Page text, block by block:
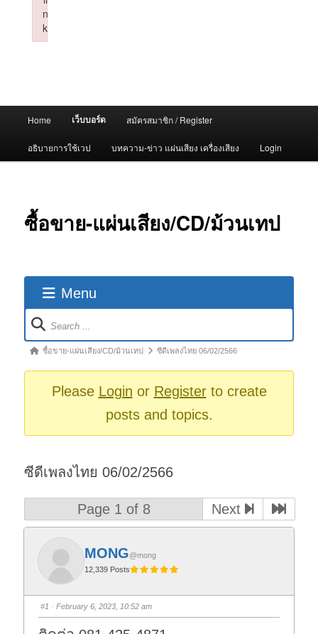
Home เว็บบอร์ด สมัครสมาชิก / Register
อธิบายการใช้เวป บทความ-ข่าว แผ่นเสียง เครื่องเสียง Login
ซื้อขาย-แผ่นเสียง/CD/ม้วนเทป
Menu
Forum
Navigation
Forumซื้อขาย-แผ่นเสียง/CD/ม้วนเทป ซีดีเพลงไทย 06/02/2566
Please Login or Registerto create
posts and topics.
ซีดีเพลงไทย 06/02/2566
Page 1 of 8 Next
MONG@mong
12,339 Posts
#1 · February 6, 2023, 10:52 am
n
k
Failed to initialize plugin: wplink